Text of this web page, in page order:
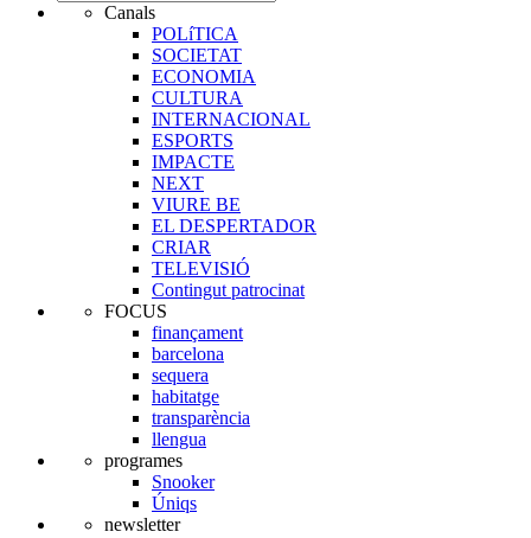
Canals
POLíTICA
SOCIETAT
ECONOMIA
CULTURA
INTERNACIONAL
ESPORTS
IMPACTE
NEXT
VIURE BE
EL DESPERTADOR
CRIAR
TELEVISIÓ
Contingut patrocinat
FOCUS
finançament
barcelona
sequera
habitatge
transparència
llengua
programes
Snooker
Úniqs
newsletter